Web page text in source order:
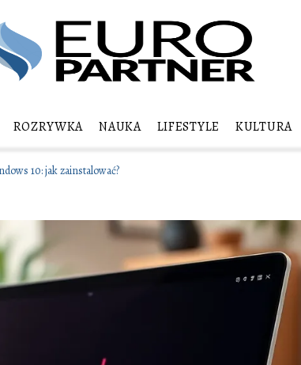
ROZRYWKA NAUKA LIFESTYLE KULTURA
10: jak zainstalować?